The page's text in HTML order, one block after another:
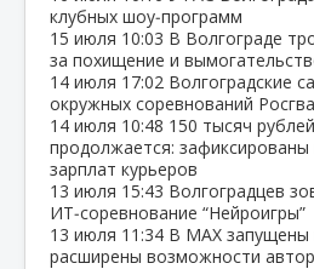
клубных шоу‑программ
15 июля 10:03 В Волгограде
за похищение и
14 июля 17:02 Волгоградские
окружных соревнований
14 июля 10:48 150 тысяч
продолжается:
зарплат курьеров
13 июля 15:43 Волгоградцев
ИТ‑соревнование “Нейроигры”
13 июля 11:34 В МАХ запущены
расширены возможности